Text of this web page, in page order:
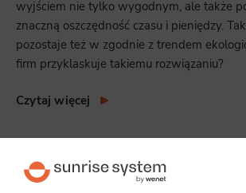
wyjściem nie tylko wygodnym, ale także
znaczną oszczędność czasu i pieniędzy.
pozostaje też w zgodnie z trendem
firm przyklaskuje takiemu rozwiązaniu?
Czytaj więcej
Brak ocen